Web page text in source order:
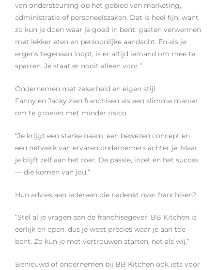
van ondersteuning op het gebied van marketing,
administratie of personeelszaken. Dat is heel fijn, want
zo kun je doen waar je goed in bent: gasten verwennen
met lekker eten en persoonlijke aandacht. En als je
ergens tegenaan loopt, is er altijd iemand om mee te
sparren. Je staat er nooit alleen voor.”
Ondernemen met zekerheid en eigen stijl
Fanny en Jacky zien franchisen als een slimme manier
om te groeien met minder risico.
“Je krijgt een sterke naam, een bewezen concept en
een netwerk van ervaren ondernemers achter je. Maar
je blijft zelf aan het roer. De passie, inzet en het succes
— die komen van jou.”
Hun advies aan iedereen die nadenkt over franchisen?
“Stel al je vragen aan de franchisegever. BB Kitchen is
eerlijk en open, dus je weet precies waar je aan toe
bent. Zo kun je met vertrouwen starten, net als wij.”
Benieuwd of ondernemen bij BB Kitchen ook iets voor